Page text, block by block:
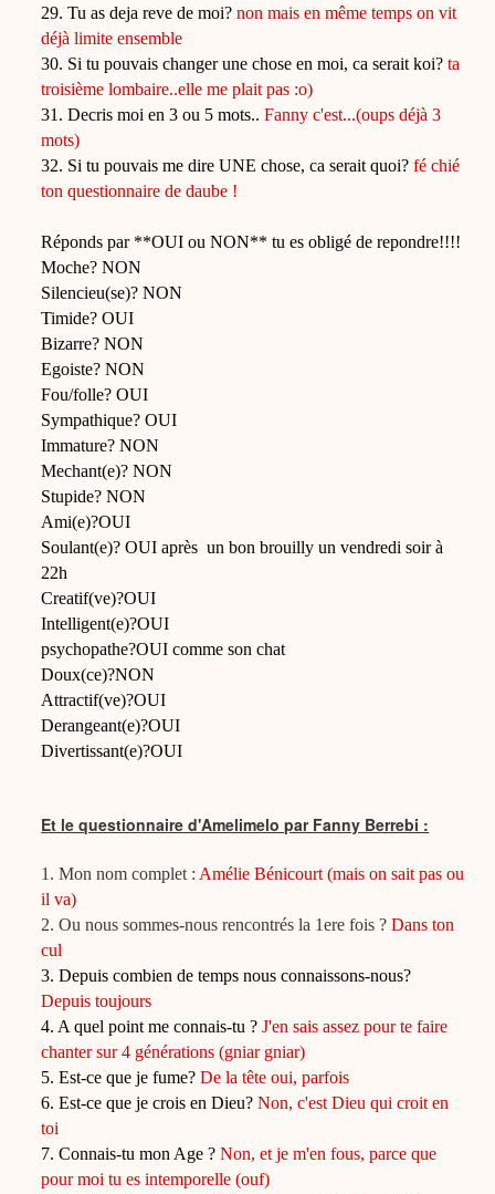
29. Tu as deja reve de moi?non mais en même temps on vit
déjà limite ensemble
30. Si tu pouvais changer une chose en moi, ca serait koi?ta
troisième lombaire..elle me plait pas :o)
31. Decris moi en 3 ou 5 mots..Fanny c'est...(oups déjà 3
mots)
32. Si tu pouvais me dire UNE chose, ca serait quoi?fé chié
ton questionnaire de daube !
Réponds par **OUI ou NON** tu es obligé de repondre!!!!
Moche? NON
Silencieu(se)? NON
Timide? OUI
Bizarre? NON
Egoiste? NON
Fou/folle? OUI
Sympathique? OUI
Immature? NON
Mechant(e)? NON
Stupide? NON
Ami(e)?OUI
Soulant(e)? OUI après un bon brouilly un vendredi soir à
22h
Creatif(ve)?OUI
Intelligent(e)?OUI
psychopathe?OUI comme son chat
Doux(ce)?NON
Attractif(ve)?OUI
Derangeant(e)?OUI
Divertissant(e)?OUI
Et le questionnaire d'Amelimelo par Fanny Berrebi :
1. Mon nom complet : Amélie Bénicourt (mais on sait pas ou
il va)
2. Ou nous sommes-nous rencontrés la 1ere fois ?Dans ton
cul
3. Depuis combien de temps nous connaissons-nous?
Depuis toujours
4. A quel point me connais-tu ? J'en sais assez pour te faire
chanter sur 4 générations (gniar gniar)
5. Est-ce que je fume?De la tête oui, parfois
6. Est-ce que je crois en Dieu?Non, c'est Dieu qui croit en
toi
7. Connais-tu mon Age ?Non, et je m'en fous, parce que
pour moi tu es intemporelle (ouf)